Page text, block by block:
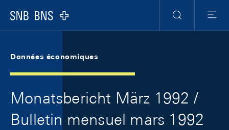
Logo
RechercheMenu
Données économiques
Monatsbericht März 1992 /
Bulletin mensuel mars 1992